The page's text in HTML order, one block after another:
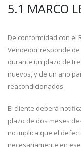
5.1 MARCO
De conformidad con el
Vendedor responde
durante un plazo de
nuevos, y de un año
reacondicionados.
El cliente deberá
plazo de dos meses
no implica que el
necesariamente en